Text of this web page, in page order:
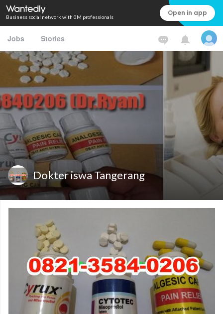
Business social network with 0M professionals Open in app
Jobs Stories
Dokter iswa Tangerang